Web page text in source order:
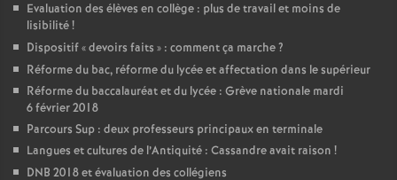
Evaluation des élèves en collège : plus de travail et moins de
lisibilité!
Dispositif «devoirs faits » : comment ça marche?
Réforme du bac, réforme du lycée et affectation dans le supérieur
Réforme du baccalauréat et du lycée : Grève nationale mardi
6 février 2018
Parcours Sup : deux professeurs principaux en terminale
Langues et cultures de l’Antiquité : Cassandre avait raison !
DNB 2018 et évaluation des collégiens